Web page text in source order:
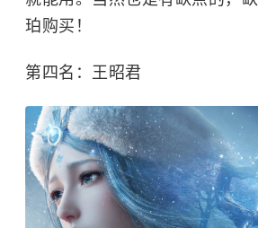
珀购买！
第四名： 王昭君